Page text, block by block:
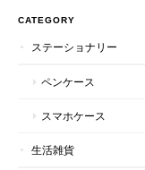
CATEGORY
ステーショナリー
ペンケース
スマホケース
生活雑貨